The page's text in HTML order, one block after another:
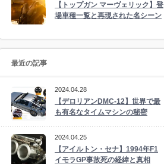
【トップガン マーヴェリック】登
場車種一覧と再現された名シーン
最近の記事
2024.04.28
【デロリアンDMC-12】世界で最
も有名なタイムマシンの秘密
2024.04.25
【アイルトン・セナ】1994年F1
イモラGP事故死の経緯と真相